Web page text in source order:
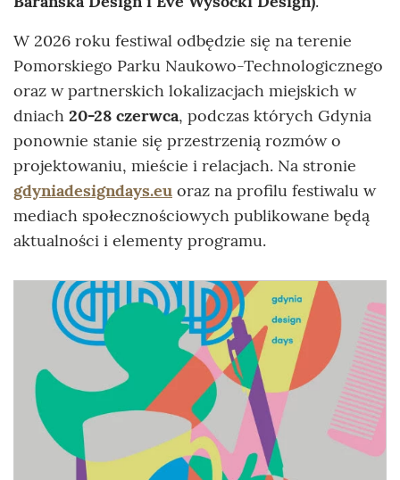
W 2026 roku festiwal odbędzie się na terenie
Pomorskiego Parku Naukowo-Technologicznego
oraz w partnerskich lokalizacjach miejskich w
dniach 20-28 czerwca, podczas których Gdynia
ponownie stanie się przestrzenią rozmów o
projektowaniu, mieście i relacjach. Na stronie
gdyniadesigndays.eu oraz na profilu festiwalu w
mediach społecznościowych publikowane będą
aktualności i elementy programu.